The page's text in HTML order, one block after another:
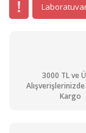
3000 TL ve
Kargo